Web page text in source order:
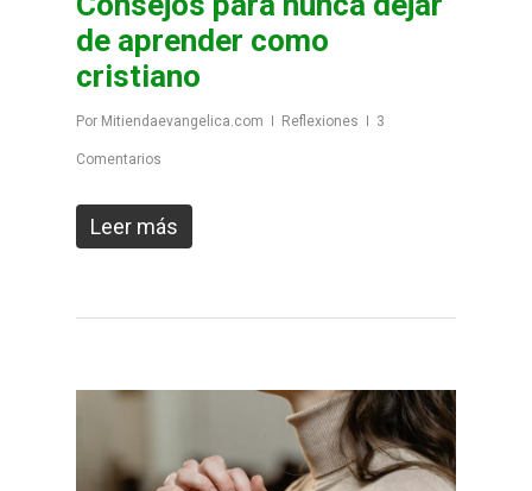
de aprender como
cristiano
Por Mitiendaevangelica.com Reflexiones 3
Comentarios
Leer más